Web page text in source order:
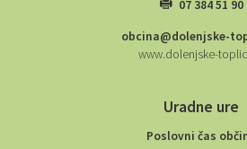
07 384 51 90
obcina@dolenjske-
www.dolenjske-
Uradne ure
Poslovni čas